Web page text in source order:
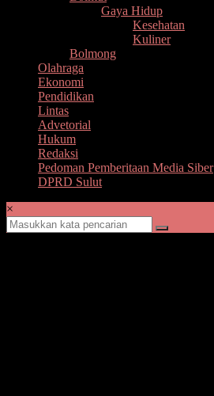
Gaya Hidup
Kesehatan
Kuliner
Bolmong
Olahraga
Ekonomi
Pendidikan
Lintas
Advetorial
Hukum
Redaksi
Pedoman Pemberitaan Media Siber
DPRD Sulut
×